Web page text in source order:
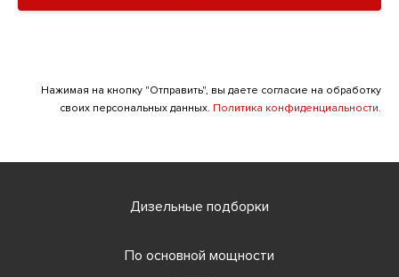
Нажимая на кнопку "Отправить", вы даете согласие на обработку
своих персональных данных. Политика конфиденциальности.
Дизельные подборки
По основной мощности